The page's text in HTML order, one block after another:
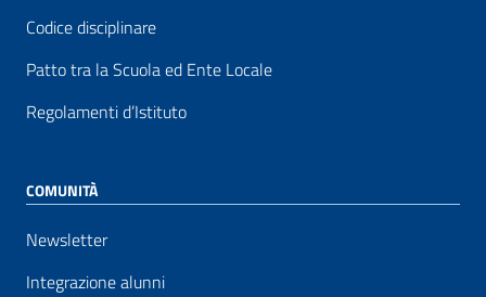
Codice disciplinare
Patto tra la Scuola ed Ente Locale
Regolamenti d’Istituto
COMUNITÀ
Newsletter
Integrazione alunni